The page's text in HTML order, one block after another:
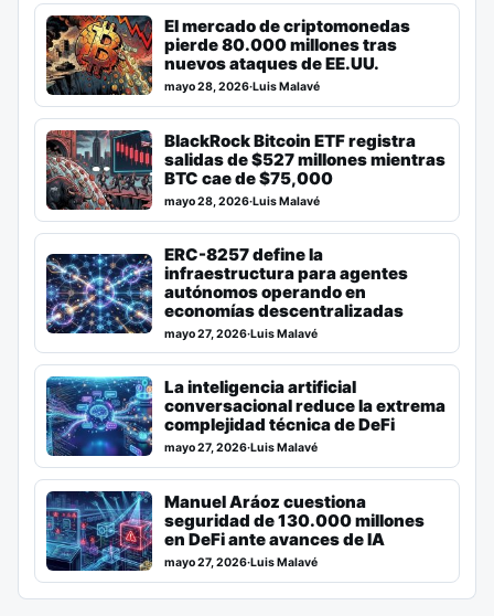
El mercado de criptomonedas
pierde 80.000 millones tras
nuevos ataques de EE.UU.
mayo 28, 2026·Luis Malavé
BlackRock Bitcoin ETF registra
salidas de $527 millones mientras
BTC cae de $75,000
mayo 28, 2026·Luis Malavé
ERC-8257 define la
infraestructura para agentes
autónomos operando en
economías descentralizadas
mayo 27, 2026·Luis Malavé
La inteligencia artificial
conversacional reduce la extrema
complejidad técnica de DeFi
mayo 27, 2026·Luis Malavé
Manuel Aráoz cuestiona
seguridad de 130.000 millones
en DeFi ante avances de IA
mayo 27, 2026·Luis Malavé